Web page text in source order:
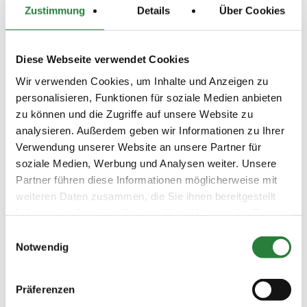
Zustimmung Details Über Cookies
Diese Webseite verwendet Cookies
Wir verwenden Cookies, um Inhalte und Anzeigen zu
personalisieren, Funktionen für soziale Medien anbieten
zu können und die Zugriffe auf unsere Website zu
analysieren. Außerdem geben wir Informationen zu Ihrer
Verwendung unserer Website an unsere Partner für
soziale Medien, Werbung und Analysen weiter. Unsere
Partner führen diese Informationen möglicherweise mit
weiteren Daten zusammen, die Sie ihnen bereitgestellt
Notwendig
Präferenzen
Preisgeld
150,00 €
5 6 LP
01.07.2017
(n)
7. Dressurprüfung Kl.A** DRE
Preisgeld
150,00 €
LKL/Art
4 5 6 LP
02.07.2017
(v)
8. Stilspring-WB - ohne
Erlaubte Zeit (EZ)
SOS
01.07.2017
SOS